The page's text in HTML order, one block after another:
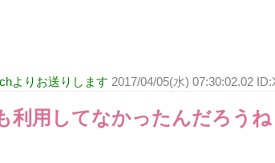
よりお送りします 2017/04/05(水) 07:30:02.02
利用してなかったんだろうね